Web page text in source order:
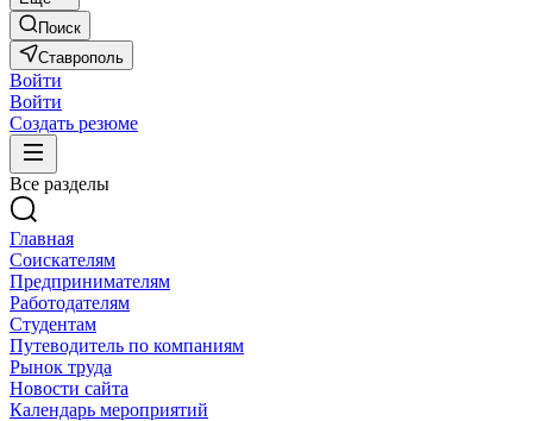
Поиск
Ставрополь
Войти
Войти
Создать резюме
Все разделы
Главная
Соискателям
Предпринимателям
Работодателям
Студентам
Путеводитель по компаниям
Рынок труда
Новости сайта
Календарь мероприятий